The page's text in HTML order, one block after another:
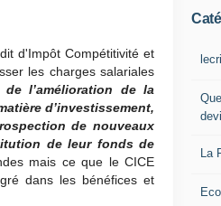
d'Impôt Compétitivité et
les charges salariales
l’amélioration de la
d’investissement,
de nouveaux
de leur fonds de
mais ce que le CICE
dans les bénéfices et
La